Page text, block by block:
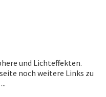
und Lichteffekten.
noch weitere Links zu